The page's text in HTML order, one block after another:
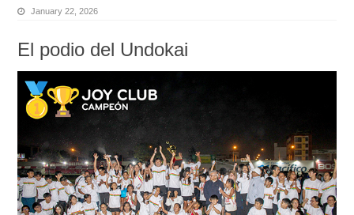
January 22, 2026
El podio del Undokai